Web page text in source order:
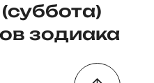
зодиака